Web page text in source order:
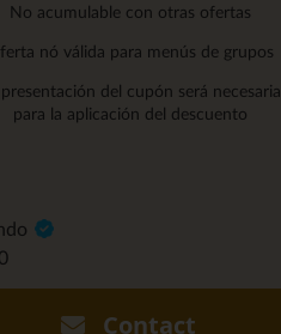
No acumulable con otras ofertas
nó válida para menús de grupos
del cupón será necesaria
para la aplicación del descuento
Contact